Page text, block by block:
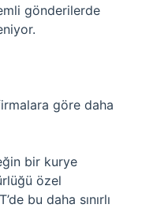
gönderilerde
göre daha
bir kurye
özel
bu daha sınırlı